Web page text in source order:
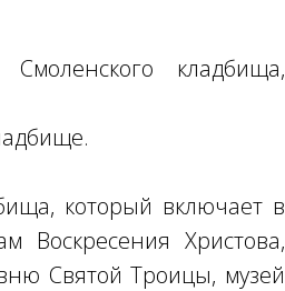
кладбища,
который включает в
Воскресения Христова,
Святой Троицы, музей